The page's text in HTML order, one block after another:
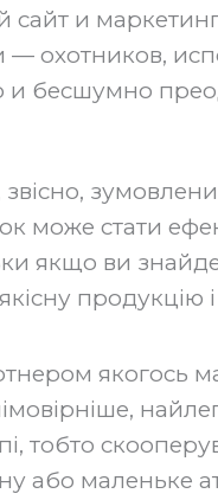
и
— охотников,
бесшумно
може стати
якщо ви
продукцію
якогось
тобто
або маленьке